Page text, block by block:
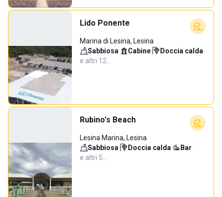
Lido Ponente
Marina di Lesina, Lesina
Sabbiosa· Cabine· Doccia calda·
e altri 12…
Rubino's Beach
Lesina Marina, Lesina
Sabbiosa· Doccia calda· Bar·
e altri 5…